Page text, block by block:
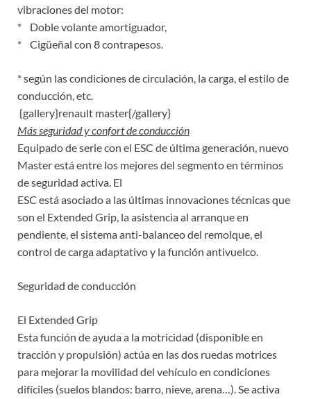
vibraciones del motor:
* Doble volante amortiguador,
* Cigüeñal con 8 contrapesos.
* según las condiciones de circulación, la carga, el estilo de
conducción, etc.
{gallery}renault master{/gallery}
Más seguridad y confort de conducción
Equipado de serie con el ESC de última generación, nuevo
Master está entre los mejores del segmento en términos
de seguridad activa. El
ESC está asociado a las últimas innovaciones técnicas que
son el Extended Grip, la asistencia al arranque en
pendiente, el sistema anti-balanceo del remolque, el
control de carga adaptativo y la función antivuelco.
Seguridad de conducción
El Extended Grip
Esta función de ayuda a la motricidad (disponible en
tracción y propulsión) actúa en las dos ruedas motrices
para mejorar la movilidad del vehículo en condiciones
difíciles (suelos blandos: barro, nieve, arena…). Se activa